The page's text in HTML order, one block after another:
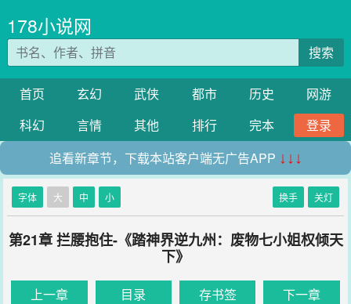
178小说网
搜索
首页 玄幻 武侠 都市 历史
网游
科幻
言情 其他 排行 完本
登录
追看新章节，下载本站客户端无广告APP ↓↓↓
字体 大 中 小 换手 关灯
第21章 拦腰抱住-《踏神界逆九州：废物七小姐权倾天
下》
上一章 目录 存书签 下一章